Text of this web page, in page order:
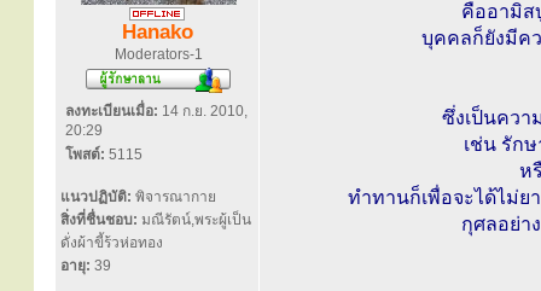
Hanako
Moderators-1
ลงทะเบียนเมื่อ: 14 ก.ย. 2010,
20:29
โพสต์: 5115
แนวปฏิบัติ: พิจารณากาย
สิ่งที่ชื่นชอบ: มณีรัตน์,พระผู้เป็น
ดั่งผ้าขี้ร้วห่อทอง
อายุ: 39
คืออามิส
บุคคลก็ยังมีค
ซึ่งเป็นควา
เช่น รัก
ห
ทำทานก็เพื่อจะได้ไม่ย
กุศลอย่า